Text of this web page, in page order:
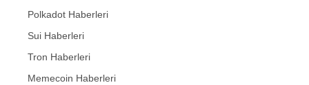
Polkadot Haberleri
Sui Haberleri
Tron Haberleri
Memecoin Haberleri